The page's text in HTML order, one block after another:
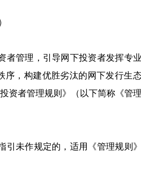
者管理，引导网下投资者发挥专
序，构建优胜劣汰的网下发行生
资者管理规则》（以下简称《管
引未作规定的，适用《管理规则